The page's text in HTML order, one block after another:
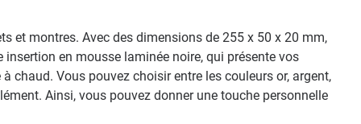
et montres. Avec des dimensions de 255 x 50 x 20 mm,
en mousse laminée noire, qui présente vos
chaud. Vous pouvez choisir entre les couleurs or, argent,
Ainsi, vous pouvez donner une touche personnelle